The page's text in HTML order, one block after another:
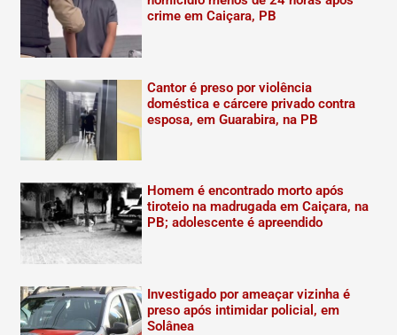
crime em Caiçara, PB
Cantor é preso por violência
doméstica e cárcere privado contra
esposa, em Guarabira, na PB
Homem é encontrado morto após
tiroteio na madrugada em Caiçara, na
PB; adolescente é apreendido
Investigado por ameaçar vizinha é
preso após intimidar policial, em
Solânea